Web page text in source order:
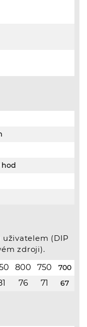
hod
uživatelem (DIP
zdroji).
800 750
700
76 71 67